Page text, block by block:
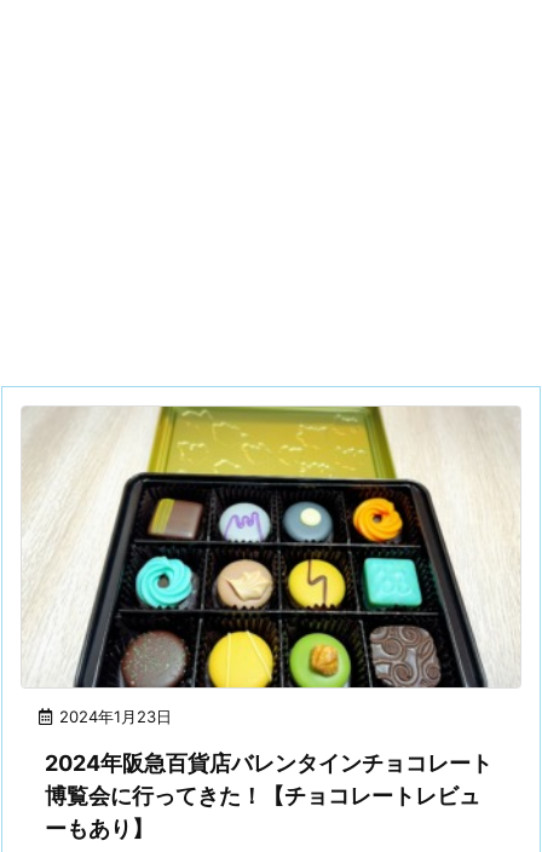
2024年1月23日
2024年阪急百貨店バレンタインチョコレート
博覧会に行ってきた！【チョコレートレビュ
ーもあり】